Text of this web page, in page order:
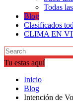
Todas
Blog
Clasificados
CLIMA EN
Tu estas aquí
Inicio
Blog
Intención de